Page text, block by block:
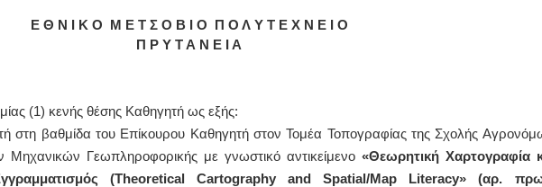
Ε Θ Ν Ι Κ Ο Μ Ε Τ Σ Ο Β Ι Ο Π Ο Λ Υ Τ Ε Χ Ν Ε Ι Ο
Π Ρ Υ Τ Α Ν Ε Ι Α
(1) κενής θέσης Καθηγητή ως εξής:
στη βαθμίδα του Επίκουρου Καθηγητή στον Τομέα Τοπογραφίας της Σχολής
Γεωπληροφορικής με γνωστικό αντικείμενο «Θεωρητική Χαρτογραφία
(Theoretical Cartography and Spatial/Map Literacy» (αρ.